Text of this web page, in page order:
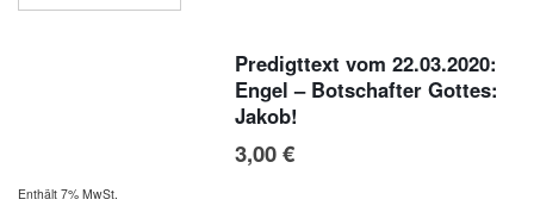
Predigttext vom 22.03.2020:
Engel – Botschafter Gottes:
Jakob!
3,00€
Enthält 7% MwSt.